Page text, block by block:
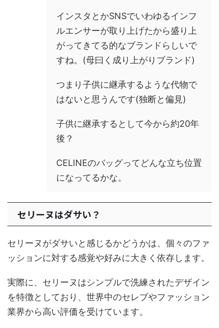
インスタとかSNSでいわゆるインフ
ルエンサーが取り上げたから盛り上
がってきてる的なブランドらしいで
すね。(母曰く成り上がりブランド)
つまり子供に継承するような代物で
はないと思うんです(独断と偏見)
子供に継承するとして今から約20年
後？
CELINEのバッグってどんな立ち位置
になってるかな。
セリーヌはダサい？
セリーヌがダサいと感じるかどうかは、個々のファ
ッションに対する感覚や好みに大きく依存します。
実際に、セリーヌはシンプルで洗練されたデザイン
を特徴としており、世界中のセレブやファッション
業界から高い評価を受けています。